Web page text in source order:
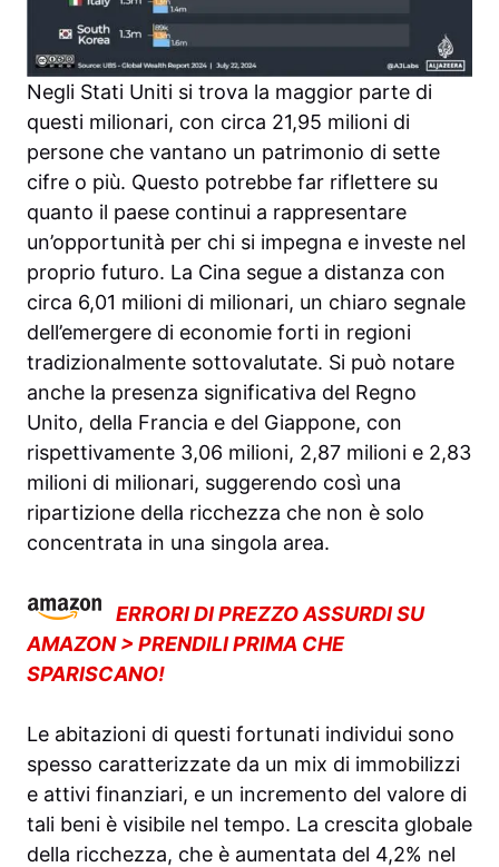
Negli Stati Uniti si trova la maggior parte di
questi milionari, con circa 21,95 milioni di
persone che vantano un patrimonio di sette
cifre o più. Questo potrebbe far riflettere su
quanto il paese continui a rappresentare
un’opportunità per chi si impegna e investe nel
proprio futuro. La Cina segue a distanza con
circa 6,01 milioni di milionari, un chiaro segnale
dell’emergere di economie forti in regioni
tradizionalmente sottovalutate. Si può notare
anche la presenza significativa del Regno
Unito, della Francia e del Giappone, con
rispettivamente 3,06 milioni, 2,87 milioni e 2,83
milioni di milionari, suggerendo così una
ripartizione della ricchezza che non è solo
concentrata in una singola area.
ERRORI DI PREZZO ASSURDI SU
AMAZON > PRENDILI PRIMA CHE
SPARISCANO!
Le abitazioni di questi fortunati individui sono
spesso caratterizzate da un mix di immobilizzi
e attivi finanziari, e un incremento del valore di
tali beni è visibile nel tempo. La crescita globale
della ricchezza, che è aumentata del 4,2% nel